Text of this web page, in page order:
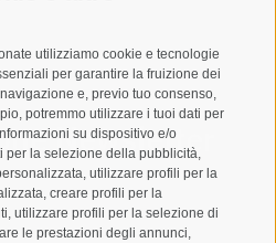
utilizziamo cookie e tecnologie
per garantire la fruizione dei
e, previo tuo consenso,
potremmo utilizzare i tuoi dati per
su dispositivo e/o
per la selezione della pubblicità,
utilizzare profili per la
creare profili per la
utilizzare profili per la selezione di
le prestazioni degli annunci,
Newsletter